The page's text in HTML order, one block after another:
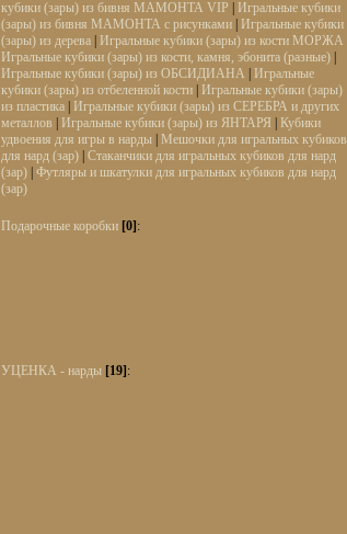
кубики (зары) из бивня МАМОНТА VIP
Игральные кубики
(зары) из бивня МАМОНТА с рисунками Игральные кубики
(зары) из дерева Игральные кубики (зары) из кости МОРЖА
Игральные кубики (зары) из кости, камня, эбонита (разные)
Игральные кубики (зары) из ОБСИДИАНА
Игральные
кубики (зары) из отбеленной кости Игральные кубики (зары)
из пластика Игральные кубики (зары) из СЕРЕБРА и других
металлов
Игральные кубики (зары) из ЯНТАРЯ Кубики
удвоения для игры в нарды Мешочки для игральных кубиков
для нард (зар) Стаканчики для игральных кубиков для нард
(зар) Футляры и шкатулки для игральных кубиков для нард
(зар)
Подарочные коробки [0] :
УЦЕНКА - нарды [19] :